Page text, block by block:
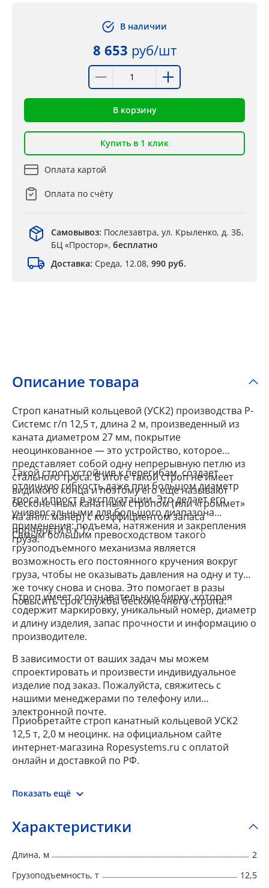
В наличии
8 653 руб/шт
В корзину
Купить в 1 клик
Оплата картой
Оплата по счёту
Самовывоз: Послезавтра, ул. Крыленко, д. 3Б,
БЦ «Простор», бесплатно
Доставка: Среда, 12.08, 990 руб.
Описание товара
Строп канатный кольцевой (УСК2) производства Р-
Системс г/п 12,5 т, длина 2 м, произведенный из
каната диаметром 27 мм, покрытие
неоцинкованное — это устройство, которое
представляет собой одну непрерывную петлю из
стального троса. В итоге такой строп не имеет
видимого конца и поэтому его еще называют
бесконечным канатным стропом (или «громмет»
на англ. манер) с коэффициентом запаса
прочности 6 к 1.
Такой строп устойчив к перегибам, создает
отличную гибкость даже при большом диаметр
троса и прост в эксплуатации. Это делает его
универсальными для большого диапазона
применения: подъема, натяжения и закрепления
груза.
Самым большим превосходством такого
грузоподъемного механизма является
возможность его постоянного кручения вокруг
груза, чтобы не оказывать давления на одну и ту
же точку снова и снова. Это помогает в разы
повысить срок службы бесконечного стропа.
Строп имеет опознавательную бирку, которая
содержит маркировку, уникальный номер, диаметр
и длину изделия, запас прочности и информацию о
производителе.
В зависимости от ваших задач мы можем
спроектировать и произвести индивидуальное
изделие под заказ. Пожалуйста, свяжитесь с
нашими менеджерами по телефону или
электронной почте.
Приобретайте строп канатный кольцевой УСК2
12,5 т, 2,0 м неоцинк. на официальном сайте
интернет-магазина Ropesystems.ru с оплатой
онлайн и доставкой по РФ.
Показать ещё
Характеристики
Длина, м
2
Грузоподъемность, т
12,5